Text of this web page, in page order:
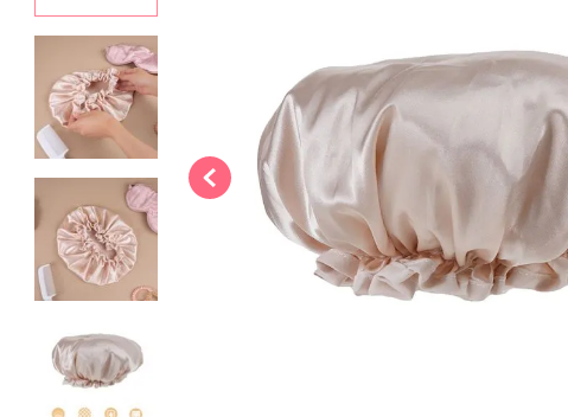
toy story
9.
llaveros
. one piece